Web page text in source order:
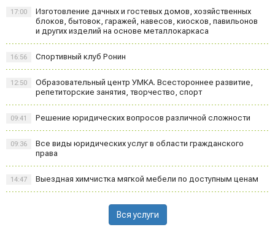
Изготовление дачных и гостевых домов, хозяйственных
блоков, бытовок, гаражей, навесов, киосков, павильонов
и других изделий на основе металлокаркаса
17:00
Спортивный клуб Ронин
16:56
Образовательный центр УМКА. Всестороннее развитие,
репетиторские занятия, творчество, спорт
12:50
Решение юридических вопросов различной сложности
09:41
Все виды юридических услуг в области гражданского
права
09:36
Выездная химчистка мягкой мебели по доступным ценам
14:47
Вся услуги